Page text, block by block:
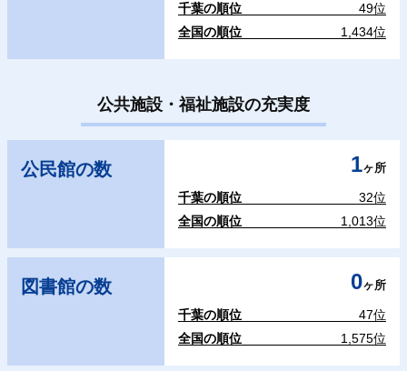
千葉の順位
49位
全国の順位
1,434位
公共施設・福祉施設の充実度
公民館の数 1ヶ所
千葉の順位
32位
全国の順位
1,013位
図書館の数 0ヶ所
千葉の順位
47位
全国の順位
1,575位